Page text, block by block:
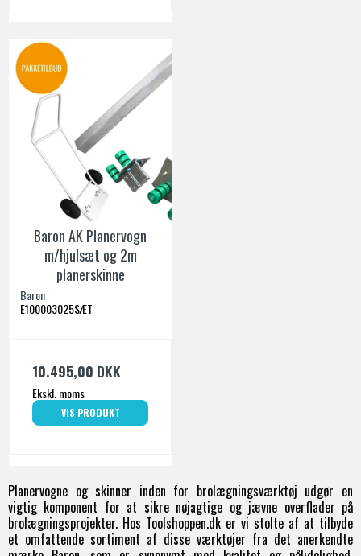
Baron AK Planervogn
m/hjulsæt og 2m
planerskinne
Baron
E100003025SÆT
10.495,00 DKK
Ekskl. moms
VIS PRODUKT
Planervogne og skinner inden for brolægningsværktøj udgør en
vigtig komponent for at sikre nøjagtige og jævne overflader på
brolægningsprojekter. Hos Toolshoppen.dk er vi stolte af at tilbyde
et omfattende sortiment af disse værktøjer fra det anerkendte